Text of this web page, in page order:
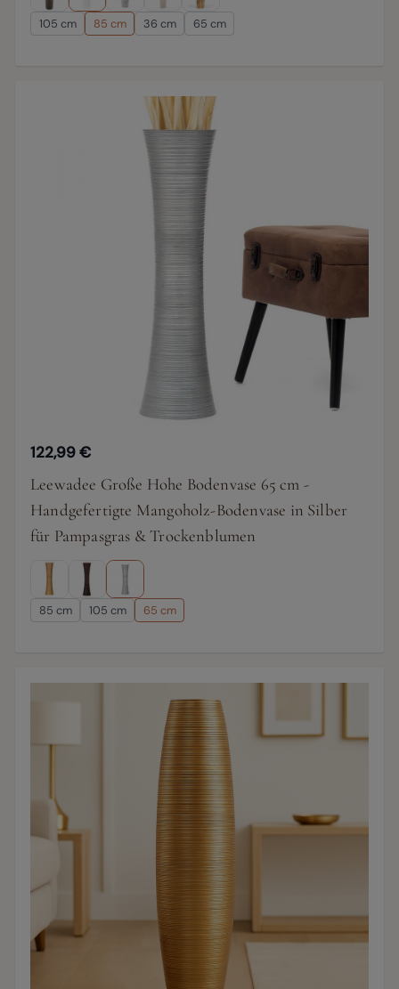
105 cm 85 cm 36 cm 65 cm
122,99 €
Leewadee Große Hohe Bodenvase 65 cm -
Handgefertigte Mangoholz-Bodenvase in Silber
für Pampasgras & Trockenblumen
85 cm 105 cm 65 cm